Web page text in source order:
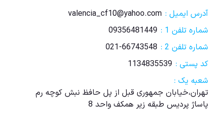
آدرس ایمیل : valencia_cf10@yahoo.com
شماره تلفن 1 :
09356481449
شماره تلفن 2 :
021-66743548
کد پستی : 1134835539
شعبه یک :
تهران،خیابان جمهوری قبل از پل حافظ نبش کوچه رم
پاساژ پردیس طبقه زیر همکف واحد 8